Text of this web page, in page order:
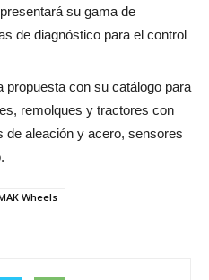
presentará su gama de
de diagnóstico para el control
propuesta con su catálogo para
remolques y tractores con
aleación y acero, sensores
Wheels